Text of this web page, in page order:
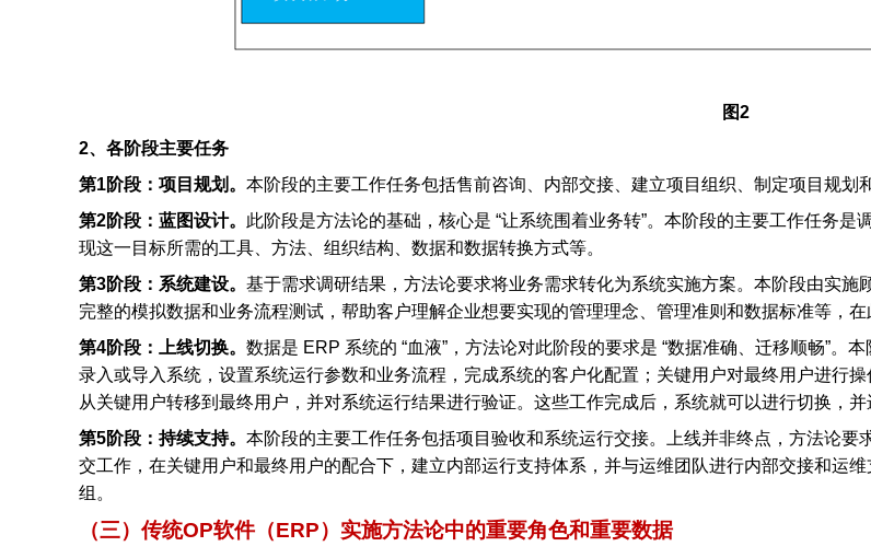
图2
2、各阶段主要任务
第1阶段：项目规划。 本阶段的主要工作任务包括售前咨询、内部交接、建立项目组织、制定项目规划
第2阶段：蓝图设计。 此阶段是方法论的基础，核心是 “让系统围着业务转”。本阶段的主要工作任务
现这一目标所需的工具、方法、组织结构、数据和数据转换方式等。
第3阶段：系统建设。 基于需求调研结果，方法论要求将业务需求转化为系统实施方案。本阶段由实
完整的模拟数据和业务流程测试，帮助客户理解企业想要实现的管理理念、管理准则和数据标准等，在
第4阶段：上线切换。 数据是 ERP 系统的 “血液”，方法论对此阶段的要求是 “数据准确、迁移顺畅”
录入或导入系统，设置系统运行参数和业务流程，完成系统的客户化配置；关键用户对最终用户进行
从关键用户转移到最终用户，并对系统运行结果进行验证。这些工作完成后，系统就可以进行切换，并
第5阶段：持续支持。 本阶段的主要工作任务包括项目验收和系统运行交接。上线并非终点，方法论要
交工作，在关键用户和最终用户的配合下，建立内部运行支持体系，并与运维团队进行内部交接和运
组。
（三）传统OP软件（ERP）实施方法论中的重要角色和重要数据